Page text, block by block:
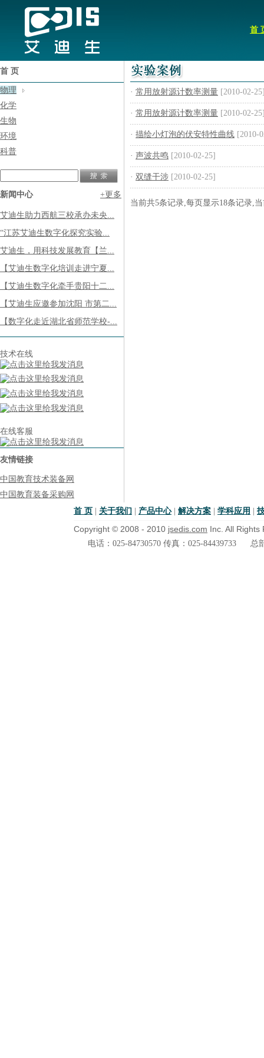
首
首 页
物理
化学
生物
环境
科普
新闻中心 +更多
艾迪生助力西航三校承办未央...
“江苏艾迪生数字化探究实验...
艾迪生，用科技发展教育【兰...
【艾迪生数字化培训走进宁夏...
【艾迪生数字化牵手贵阳十二...
【艾迪生应邀参加沈阳 市第二...
【数字化走近湖北省师范学校-...
技术在线
在线客服
友情链接
中国教育技术装备网
中国教育装备采购网
· 常用放射源计数率测量 [2010-02-
· 常用放射源计数率测量 [2010-02-
· 描绘小灯泡的伏安特性曲线 [2010-
· 声波共鸣 [2010-02-25]
· 双缝干涉 [2010-02-25]
当前共5条记录,每页显示18条记录,
首 页 关于我们 产品中心| 解决方案 学科应用
Copyright © 2008 - 2010 jsedis.com Inc. All
电话：025-84730570 传真：025-84439733 总